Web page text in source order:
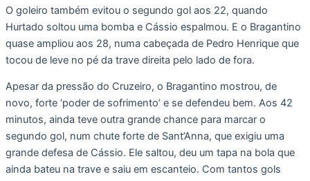
O goleiro também evitou o segundo gol aos 22, quando
Hurtado soltou uma bomba e Cássio espalmou. E o Bragantino
quase ampliou aos 28, numa cabeçada de Pedro Henrique que
tocou de leve no pé da trave direita pelo lado de fora.
Apesar da pressão do Cruzeiro, o Bragantino mostrou, de
novo, forte ‘poder de sofrimento’ e se defendeu bem. Aos 42
minutos, ainda teve outra grande chance para marcar o
segundo gol, num chute forte de Sant’Anna, que exigiu uma
grande defesa de Cássio. Ele saltou, deu um tapa na bola que
ainda bateu na trave e saiu em escanteio. Com tantos gols